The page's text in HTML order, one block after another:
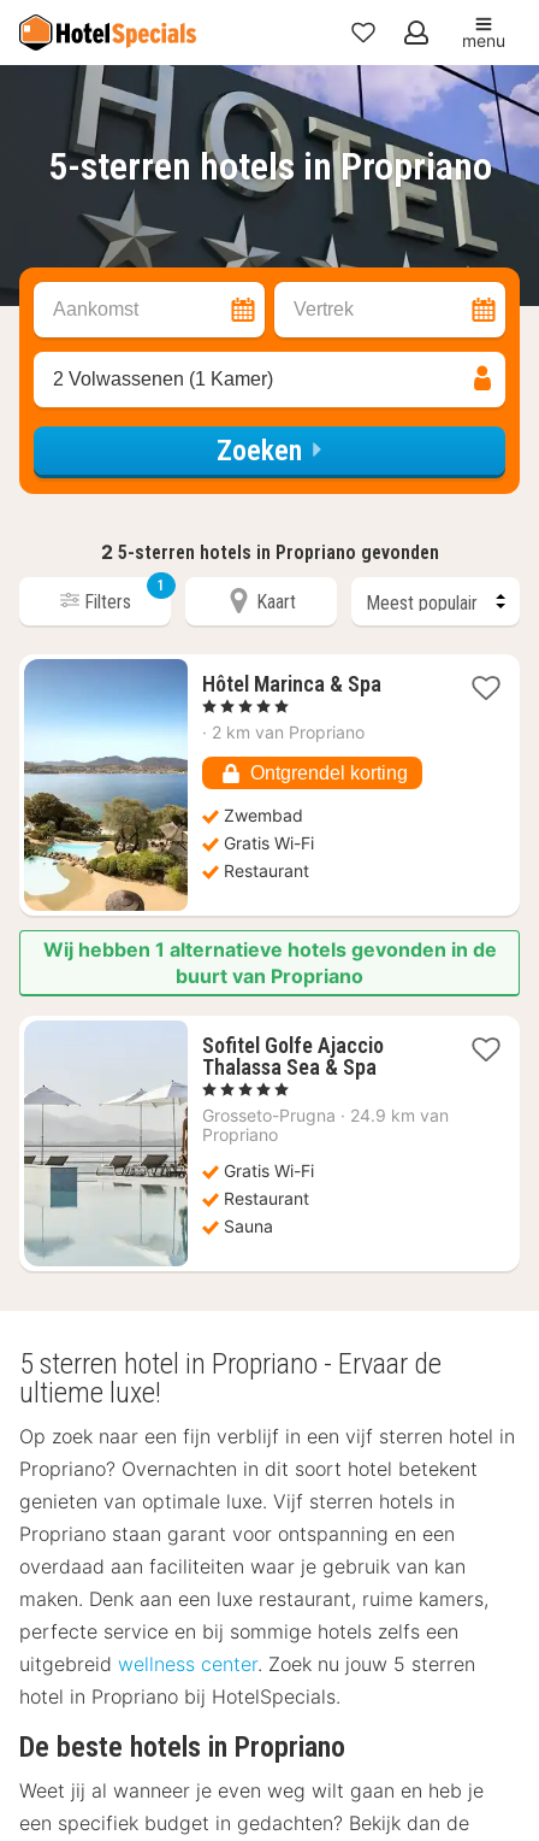
Mijn
favorieten
menu
5-sterren hotels in Propriano
Aankomst Vertrek
2 Volwassenen (1 Kamer)
Zoeken
2 5-sterren hotels in Propriano gevonden
Filters
1
Kaart
Hôtel Marinca & Spa1
871,03
, 5 Sterren
· 2 km van Propriano
Ontgrendel korting
Zwembad
Gratis Wi-Fi
Restaurant
Wij hebben 1 alternatieve hotels gevonden in de
buurt van Propriano
Sofitel Golfe Ajaccio
Thalassa Sea & Spa1
vanaf
, 5 Sterren
Grosseto-Prugna · 24.9 km van
Propriano
Gratis Wi-Fi
Restaurant
Sauna
5 sterren hotel in Propriano - Ervaar de
ultieme luxe!
Op zoek naar een fijn verblijf in een vijf sterren hotel in
Propriano? Overnachten in dit soort hotel betekent
genieten van optimale luxe. Vijf sterren hotels in
Propriano staan garant voor ontspanning en een
overdaad aan faciliteiten waar je gebruik van kan
maken. Denk aan een luxe restaurant, ruime kamers,
perfecte service en bij sommige hotels zelfs een
uitgebreid wellness center. Zoek nu jouw 5 sterren
hotel in Propriano bij HotelSpecials.
De beste hotels in Propriano
Weet jij al wanneer je even weg wilt gaan en heb je
een specifiek budget in gedachten? Bekijk dan de